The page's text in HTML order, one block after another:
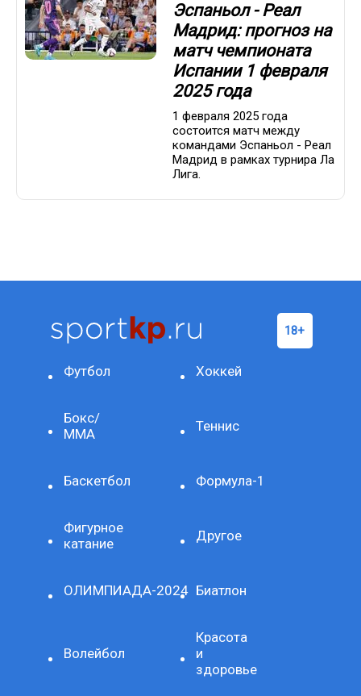
Эспаньол - Реал
Мадрид: прогноз на
матч чемпионата
Испании 1 февраля
2025 года
1 февраля 2025 года
состоится матч между
командами Эспаньол - Реал
Мадрид в рамках турнира Ла
Лига.
Футбол Хоккей
Бокс/
ММА
Теннис
Баскетбол Формула-1
Фигурное
катание
Другое
ОЛИМПИАДА-2024 Биатлон
Волейбол
Красота
и
здоровье